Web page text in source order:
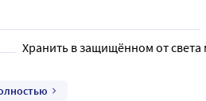
Хранить в защищённом от света